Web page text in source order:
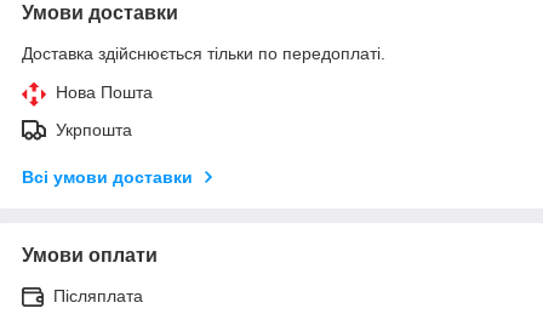
Умови доставки
Доставка здійснюється тільки по передоплаті.
Нова Пошта
Укрпошта
Всі умови доставки
Умови оплати
Післяплата